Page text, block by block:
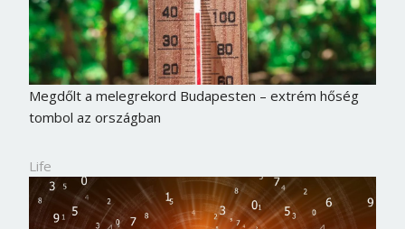
Megdőlt a melegrekord Budapesten – extrém hőség
tombol az országban
Life